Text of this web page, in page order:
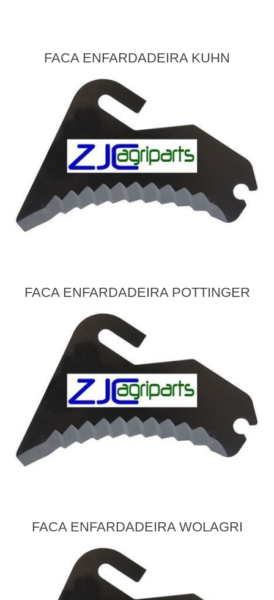
FACA ENFARDADEIRA KUHN
FACA ENFARDADEIRA POTTINGER
FACA ENFARDADEIRA WOLAGRI